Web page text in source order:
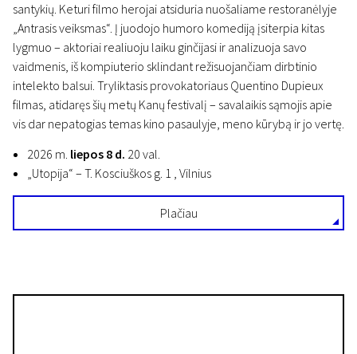
santykių. Keturi filmo herojai atsiduria nuošaliame restoranėlyje
„Antrasis veiksmas“. Į juodojo humoro komediją įsiterpia kitas
lygmuo – aktoriai realiuoju laiku ginčijasi ir analizuoja savo
vaidmenis, iš kompiuterio sklindant režisuojančiam dirbtinio
intelekto balsui. Tryliktasis provokatoriaus Quentino Dupieux
filmas, atidaręs šių metų Kanų festivalį – savalaikis sąmojis apie
vis dar nepatogias temas kino pasaulyje, meno kūrybą ir jo vertę.
2026 m. liepos 8 d. 20 val.
„Utopija“ – T. Kosciuškos g. 1 , Vilnius
Plačiau